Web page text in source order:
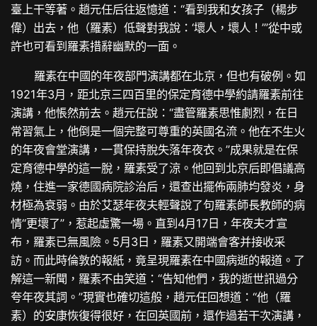
臺上干等著。趙元任后往返憶道：“看到我和女孩子（楊步
偉）出去，他（羅素）低聲對我說：‘壞人，壞人！’”從中或
許也可看到羅素措辭幽默的一面。
羅素在中國的年夜部門演講都在北京，但也有破例。如
1921年3月，距北京三四百里的保定育德中學約請羅素前往
演講，他悵然前去。趙元任說：“盡管羅素思惟劇烈，在日
常習氣上，他倒是一個完整可尊重的英國名流。他在不生火
的年夜會堂演講，一貫保持脫失落年夜衣。”成果就是在保
定育德中學的這一脫，羅素受了涼。他回到北京后即倡議高
燒，住進一家德國病院診治后，還查出擺佈兩肺均發炎，身
材極為衰弱。由於艾瑟年夜夫輕聲說了句羅素師長教師的病
情“更壞了”，惹起虛驚一場。直到4月17日，年夜夫才宣
布，羅素已無風險。5月3日，羅素又開端會客并接收采
訪。而此時倫敦的報紙，竟呈現羅素在中國病逝的報道。了
解這一新聞，羅素不由笑道：“告知他們，我的逝世訊過分
夸年夜其詞。”現實也確切這般，趙元任回想道：“他（羅
素）的安康恢復得很好，在回英國前，還作過若干次演講，